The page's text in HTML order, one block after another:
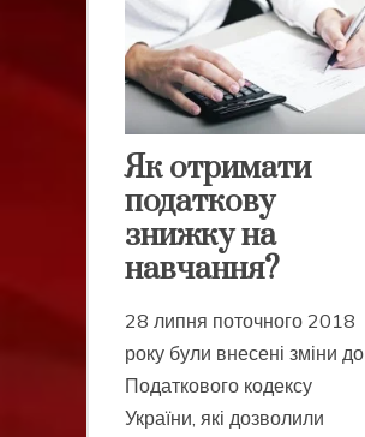
Як отримати
податкову
знижку на
навчання?
28 липня поточного 2018
року були внесені зміни до
Податкового кодексу
України, які дозволили